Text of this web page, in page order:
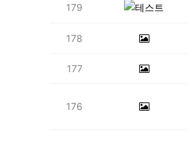
179
178
177
176